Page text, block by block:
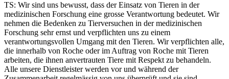
TS: Wir sind uns bewusst, dass der Einsatz von Tieren in der
medizinischen Forschung eine grosse Verantwortung bedeutet. Wir
nehmen die Bedenken zu Tierversuchen in der medizinischen
Forschung sehr ernst und verpflichten uns zu einem
verantwortungsvollen Umgang mit den Tieren. Wir verpflichten alle,
die innerhalb von Roche oder im Auftrag von Roche mit Tieren
arbeiten, die ihnen anvertrauten Tiere mit Respekt zu behandeln.
Alle unsere Dienstleister werden vor und während der